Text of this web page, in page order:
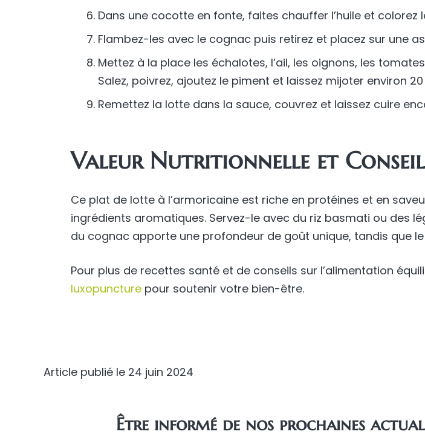
Dans une cocotte en fonte, faites chauffer l’huile et
Flambez-les avec le cognac puis retirez et placez sur une
Mettez à la place les échalotes, l’ail, les oignons, les
Salez, poivrez, ajoutez le piment et laissez mijoter environ
Remettez la lotte dans la sauce, couvrez et laissez cuire
Valeur Nutritionnelle et
Ce plat de lotte à l’armoricaine est riche en protéines et en
ingrédients aromatiques. Servez-le avec du riz basmati ou des
du cognac apporte une profondeur de goût unique, tandis que
Pour plus de recettes santé et de conseils sur l’alimentation
luxopuncture pour soutenir votre bien-être.
Article publié le 24 juin 2024
Être informé de nos prochaines